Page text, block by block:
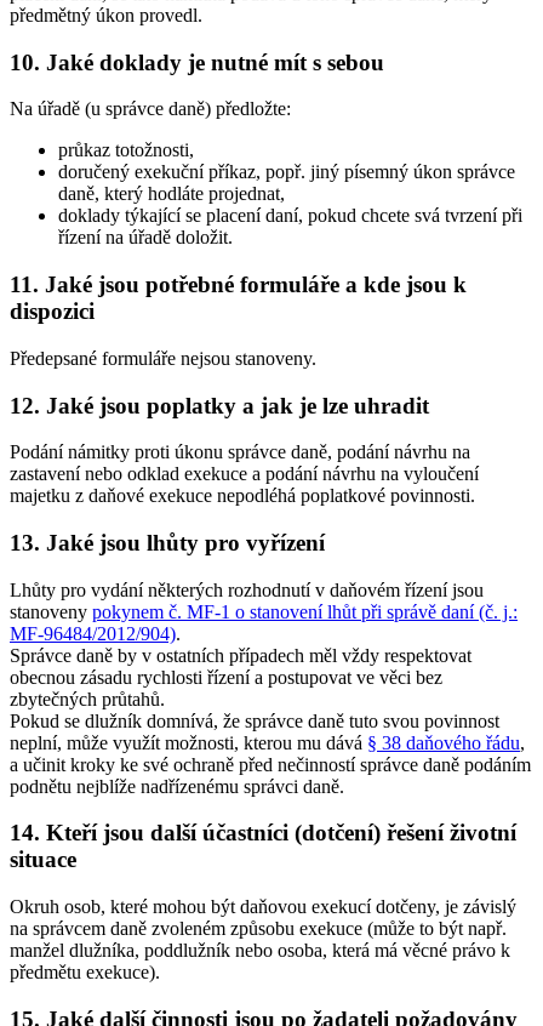
předmětný úkon provedl.
10. Jaké doklady je nutné mít s sebou
Na úřadě (u správce daně) předložte:
průkaz totožnosti,
doručený exekuční příkaz, popř. jiný písemný úkon správce
daně, který hodláte projednat,
doklady týkající se placení daní, pokud chcete svá tvrzení při
řízení na úřadě doložit.
11. Jaké jsou potřebné formuláře a kde jsou k
dispozici
Předepsané formuláře nejsou stanoveny.
12. Jaké jsou poplatky a jak je lze uhradit
Podání námitky proti úkonu správce daně, podání návrhu na
zastavení nebo odklad exekuce a podání návrhu na vyloučení
majetku z daňové exekuce nepodléhá poplatkové povinnosti.
13. Jaké jsou lhůty pro vyřízení
Lhůty pro vydání některých rozhodnutí v daňovém řízení jsou
stanoveny pokynem č. MF-1 o stanovení lhůt při správě daní (č. j.:
MF-96484/2012/904).
Správce daně by v ostatních případech měl vždy respektovat
obecnou zásadu rychlosti řízení a postupovat ve věci bez
zbytečných průtahů.
Pokud se dlužník domnívá, že správce daně tuto svou povinnost
neplní, může využít možnosti, kterou mu dává § 38 daňového řádu,
a učinit kroky ke své ochraně před nečinností správce daně podáním
podnětu nejblíže nadřízenému správci daně.
14. Kteří jsou další účastníci (dotčení) řešení životní
situace
Okruh osob, které mohou být daňovou exekucí dotčeny, je závislý
na správcem daně zvoleném způsobu exekuce (může to být např.
manžel dlužníka, poddlužník nebo osoba, která má věcné právo k
předmětu exekuce).
15. Jaké další činnosti jsou po žadateli požadovány